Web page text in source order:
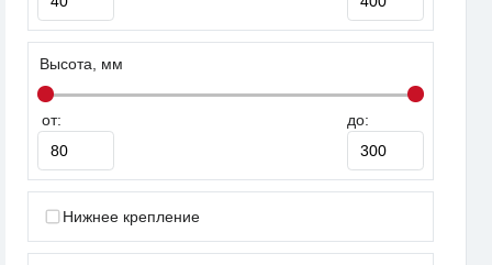
Высота, мм
от: до:
Нижнее крепление